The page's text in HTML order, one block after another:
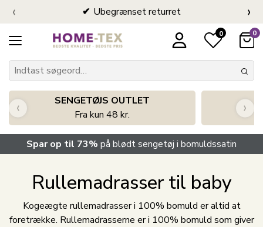
Ubegrænset returret
‹ ›
0 0
SENGETØJS OUTLET
Fra kun 48 kr.
‹ ›
Spar op til 73% på blødt sengetøj i bomuldssatin
Rullemadrasser til baby
Kogeægte rullemadrasser i 100% bomuld er altid at
foretrække. Rullemadrasserne er i 100% bomuld som giver